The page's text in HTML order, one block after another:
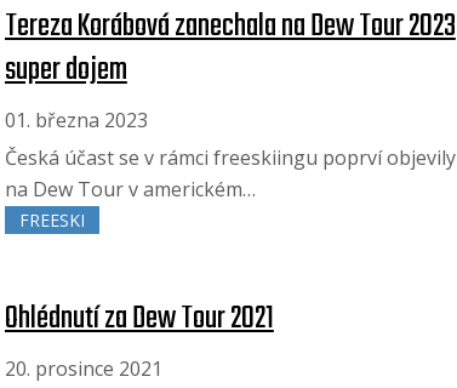
Tereza Korábová zanechala na Dew Tour 2023
super dojem
01. března 2023
Česká účast se v rámci freeskiingu poprví objevily
na Dew Tour v americkém…
FREESKI
Ohlédnutí za Dew Tour 2021
20. prosince 2021